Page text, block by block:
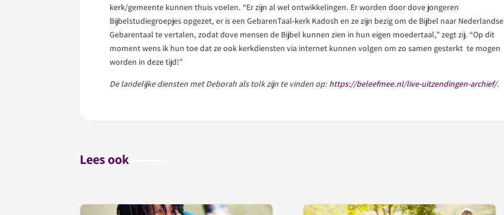
kerk/gemeente kunnen thuis voelen. “Er zijn al wel ontwikkelingen. Er worden door dove jongeren
Bijbelstudiegroepjes opgezet, er is een GebarenTaal-kerk Kadosh en ze zijn bezig om de Bijbel naar Nederlandse
Gebarentaal te vertalen, zodat dove mensen de Bijbel kunnen zien in hun eigen moedertaal,” zegt zij. “Op dit
moment wens ik hun toe dat ze ook kerkdiensten via internet kunnen volgen om zo samen gesterkt te mogen
worden in deze tijd!”
De landelijke diensten met Deborah als tolk zijn te vinden op: https://beleefmee.nl/live-uitzendingen-archief/.
Lees ook